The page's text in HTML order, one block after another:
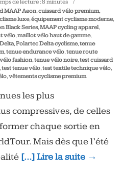
de lecture :8 minutes
MAAP Aeon,cuissard vélo premium,
luxe,équipement cyclisme moderne,
Black Series,MAAP cycling apparel,
vélo,maillot vélo haut de gamme,
,Polartec Delta cyclisme,tenue
,tenue endurance vélo,tenue route
fashion,tenue vélo noire,test cuissard
test tenue vélo,test textile technique vélo,
,vêtements cyclisme premium
les plus
compressives, de celles
chaque sortie en
Mais dès que l’été
[…] Lire la suite →